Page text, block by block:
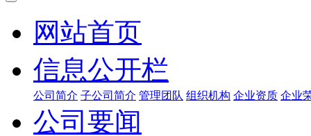
网站首页
信息公开栏
公司简介 子公司简介 管理团队 组织机构 企业资质 企业
公司要闻